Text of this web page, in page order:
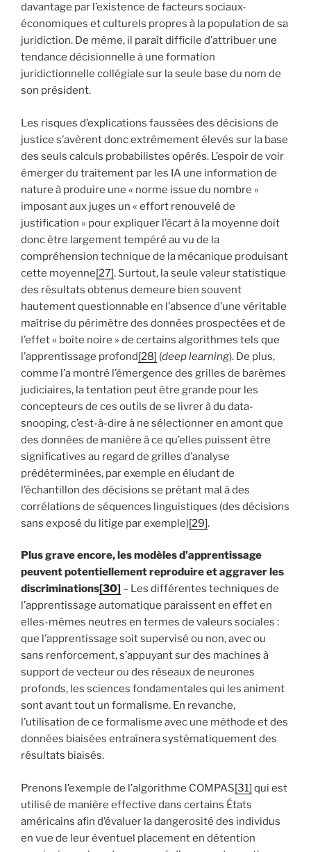
davantage par l’existence de facteurs sociaux-
économiques et culturels propres à la population de sa
juridiction. De même, il paraît difficile d’attribuer une
tendance décisionnelle à une formation
juridictionnelle collégiale sur la seule base du nom de
son président.
Les risques d’explications faussées des décisions de
justice s’avèrent donc extrêmement élevés sur la base
des seuls calculs probabilistes opérés. L’espoir de voir
émerger du traitement par les IA une information de
nature à produire une « norme issue du nombre »
imposant aux juges un « effort renouvelé de
justification » pour expliquer l’écart à la moyenne doit
donc être largement tempéré au vu de la
compréhension technique de la mécanique produisant
cette moyenne[27]. Surtout, la seule valeur statistique
des résultats obtenus demeure bien souvent
hautement questionnable en l’absence d’une véritable
maîtrise du périmètre des données prospectées et de
l’effet « boîte noire » de certains algorithmes tels que
l’apprentissage profond[28] (deep learning). De plus,
comme l’a montré l’émergence des grilles de barèmes
judiciaires, la tentation peut être grande pour les
concepteurs de ces outils de se livrer à du data-
snooping, c’est-à-dire à ne sélectionner en amont que
des données de manière à ce qu’elles puissent être
significatives au regard de grilles d’analyse
prédéterminées, par exemple en éludant de
l’échantillon des décisions se prêtant mal à des
corrélations de séquences linguistiques (des décisions
sans exposé du litige par exemple)[29].
Plus grave encore, les modèles d’apprentissage
peuvent potentiellement reproduire et aggraver les
discriminations[30] – Les différentes techniques de
l’apprentissage automatique paraissent en effet en
elles-mêmes neutres en termes de valeurs sociales :
que l’apprentissage soit supervisé ou non, avec ou
sans renforcement, s’appuyant sur des machines à
support de vecteur ou des réseaux de neurones
profonds, les sciences fondamentales qui les animent
sont avant tout un formalisme. En revanche,
l’utilisation de ce formalisme avec une méthode et des
données biaisées entraînera systématiquement des
résultats biaisés.
Prenons l’exemple de l’algorithme COMPAS[31] qui est
utilisé de manière effective dans certains États
américains afin d’évaluer la dangerosité des individus
en vue de leur éventuel placement en détention